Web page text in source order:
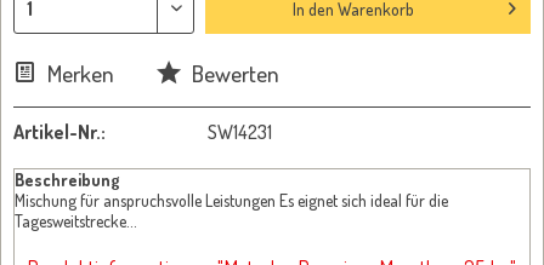
In den Warenkorb
Merken Bewerten
Artikel-Nr.: SW14231
Beschreibung
Mischung für anspruchsvolle Leistungen Es eignet sich ideal für die
Tagesweitstrecke...